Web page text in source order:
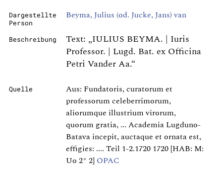
Dargestellte
Person
Beyma, Julius (od. Jucke, Jans) van
Beschreibung
Text: „IULIUS BEYMA. | Iuris
Professor. | Lugd. Bat. ex Officina
Petri Vander Aa.“
Quelle
Aus: Fundatoris, curatorum et
professorum celeberrimorum,
aliorumque illustrium virorum,
quorum gratia, ... Academia Lugduno-
Batava incepit, auctaque et ornata est,
effigies: .... Teil 1-2.1720 1720 [HAB: M:
Uo 2° 2] OPAC